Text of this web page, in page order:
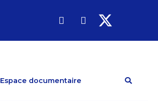
Espace documentaire